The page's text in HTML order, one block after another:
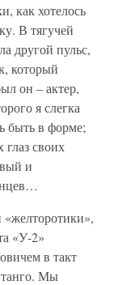
как хотелось
В тягучей
другой пульс,
который
он – актер,
я слегка
быть в форме;
своих
и
«У-2»
в такт
Мы